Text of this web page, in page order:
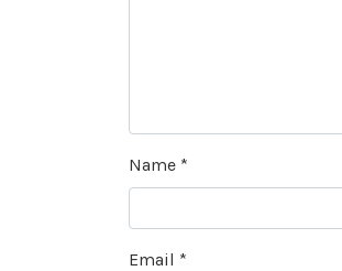
Name *
Email *